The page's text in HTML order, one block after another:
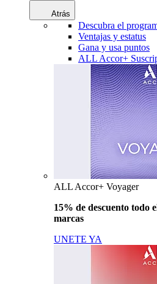
Atrás
Descubra el
Ventajas y estatus
Gana y usa puntos
ALL Accor+
ALL Accor+ Voyager
15% de descuento todo
marcas
UNETE YA